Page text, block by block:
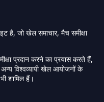
है, जो खेल समाचार, मैच समीक्षा
प्रदान करने का प्रयास करते हैं,
विश्वव्यापी खेल आयोजनों के
शामिल हैं।